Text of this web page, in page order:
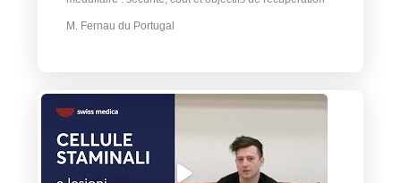
M. Fernau du Portugal